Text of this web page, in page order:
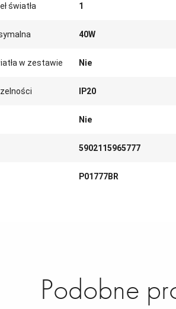
światła 1
40W
w zestawie Nie
IP20
Nie
5902115965777
P01777BR
Podobne